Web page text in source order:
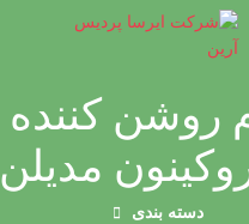
روشن کننده
مدیلن
دسته بندی